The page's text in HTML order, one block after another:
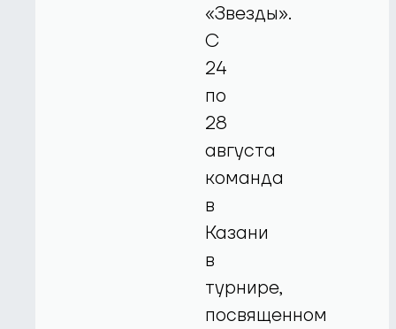
«Звезды».
С
24
по
28
августа
команда
в
Казани
в
турнире,
посвященном